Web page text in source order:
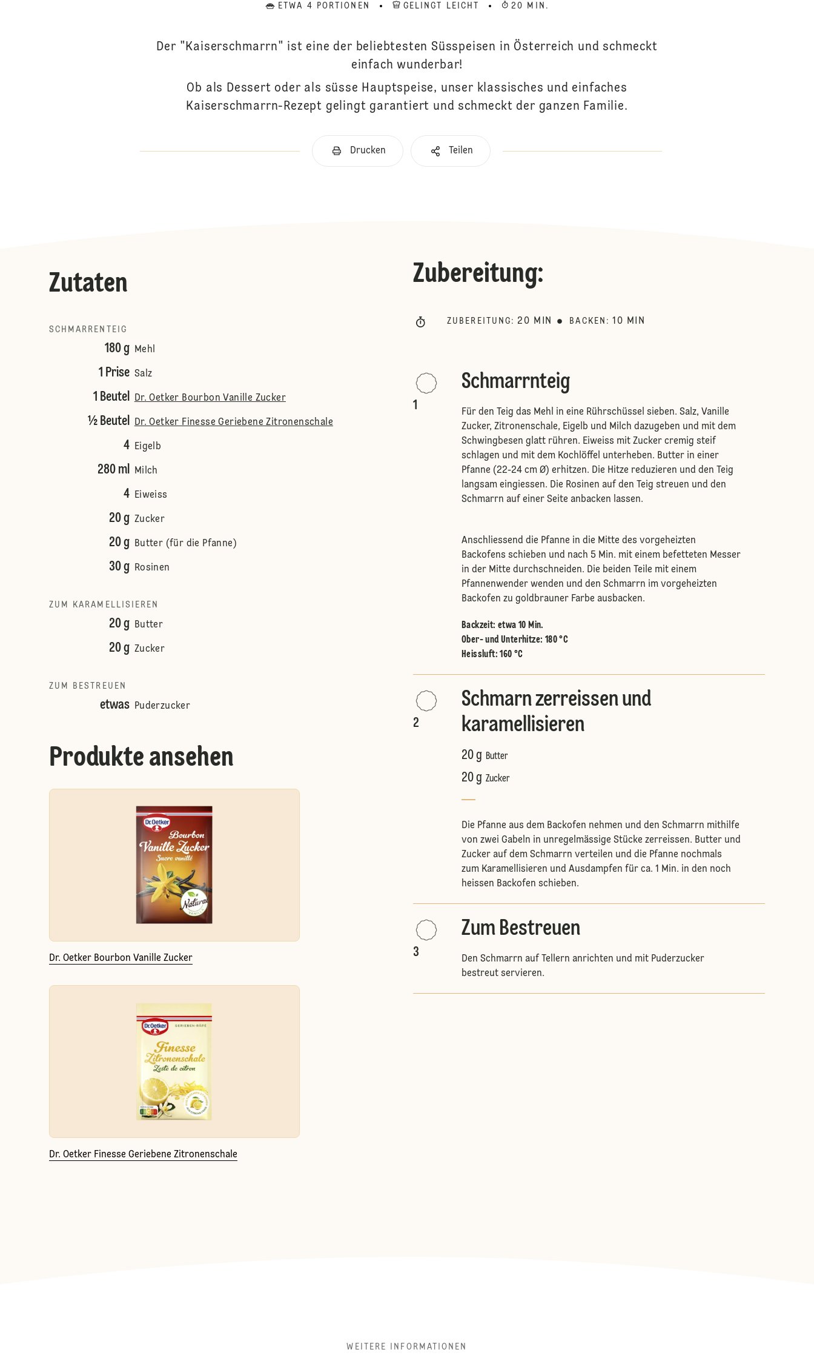
ETWA 4 PORTIONEN GELINGT LEICHT 20 MIN.
Der "Kaiserschmarrn" ist eine der beliebtesten Süsspeisen in Österreich und schmeckt
einfach wunderbar!
Ob als Dessert oder als süsse Hauptspeise, unser klassisches und einfaches
Kaiserschmarrn-Rezept gelingt garantiert und schmeckt der ganzen Familie.
Drucken Teilen
Zutaten
SCHMARRENTEIG
180 g Mehl
1 Prise Salz
1 Beutel Dr. Oetker Bourbon Vanille Zucker
½ Beutel Dr. Oetker Finesse Geriebene Zitronenschale
4 Eigelb
280 ml Milch
4 Eiweiss
20 g Zucker
20 g Butter (für die Pfanne)
30 g Rosinen
ZUM KARAMELLISIEREN
20 g Butter
20 g Zucker
ZUM BESTREUEN
etwas Puderzucker
Produkte ansehen
Dr. Oetker Bourbon Vanille Zucker
Dr. Oetker Finesse Geriebene Zitronenschale
Zubereitung:
ZUBEREITUNG : 20 MIN BACKEN : 10 MIN
1
Schmarrnteig
Für den Teig das Mehl in eine Rührschüssel sieben. Salz, Vanille
Zucker, Zitronenschale, Eigelb und Milch dazugeben und mit dem
Schwingbesen glatt rühren. Eiweiss mit Zucker cremig steif
schlagen und mit dem Kochlöffel unterheben. Butter in einer
Pfanne (22-24 cm Ø) erhitzen. Die Hitze reduzieren und den Teig
langsam eingiessen. Die Rosinen auf den Teig streuen und den
Schmarrn auf einer Seite anbacken lassen.
Anschliessend die Pfanne in die Mitte des vorgeheizten
Backofens schieben und nach 5 Min. mit einem befetteten Messer
in der Mitte durchschneiden. Die beiden Teile mit einem
Pfannenwender wenden und den Schmarrn im vorgeheizten
Backofen zu goldbrauner Farbe ausbacken.
Backzeit: etwa 10 Min.
Ober- und Unterhitze: 180 °C
Heissluft: 160 °C
2
Schmarn zerreissen und
karamellisieren
20 g Butter
20 g Zucker
Die Pfanne aus dem Backofen nehmen und den Schmarrn mithilfe
von zwei Gabeln in unregelmässige Stücke zerreissen. Butter und
Zucker auf dem Schmarrn verteilen und die Pfanne nochmals
zum Karamellisieren und Ausdampfen für ca. 1 Min. in den noch
heissen Backofen schieben.
3
Zum Bestreuen
Den Schmarrn auf Tellern anrichten und mit Puderzucker
bestreut servieren.
WEITERE INFORMATIONEN